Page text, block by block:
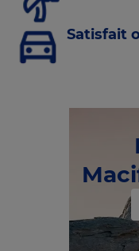
Satisfait